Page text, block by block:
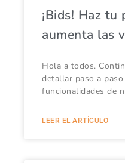
¡Bids! Haz tu
aumenta las
Hola a todos.
detallar paso a
funcionalidades de
LEER EL ARTÍCULO